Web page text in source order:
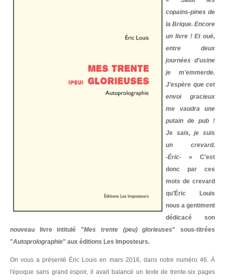
Répressions
Dessins
Poètes, vos papiers !
Droit à la ville
Briquette
NUMÉROS
ABONNEZ-VOUS
POINTS DE VENTE
LA BRIQUE ?
CONTACTS
copains-pines de
la Brique. Encore
un livre ! Et oué,
entre deux
journées d'usine
je m'emmerde.
J'espère que cet
envoi gracieux
me vaudra une
putain de pub !
Je sais, je suis
un crevard.
-Éric- » C'est
donc par ces
mots de crevard
qu'Éric Louis
nous a gentiment
dédicacé son
nouveau livre intitulé "Mes trente (peu) glorieuses" sous-titrées
"Autoprolographie" aux éditions Les Imposteurs.
On vous a présenté Éric Louis en mars 2016, dans notre numéro 46. À
l'époque sans grand espoir, il avait balancé un texte de trente-six pages